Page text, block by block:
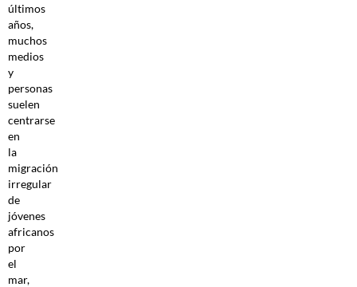
últimos
años,
muchos
medios
y
personas
suelen
centrarse
en
la
migración
irregular
de
jóvenes
africanos
por
el
mar,